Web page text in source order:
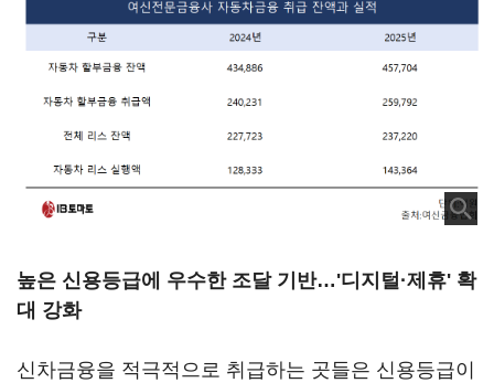
높은 신용등급에 우수한 조달 기반…'디지털·제휴' 확
대 강화
신차금융을 적극적으로 취급하는 곳들은 신용등급이